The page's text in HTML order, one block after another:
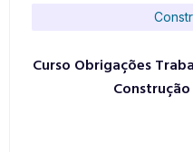
Curso Obrigações